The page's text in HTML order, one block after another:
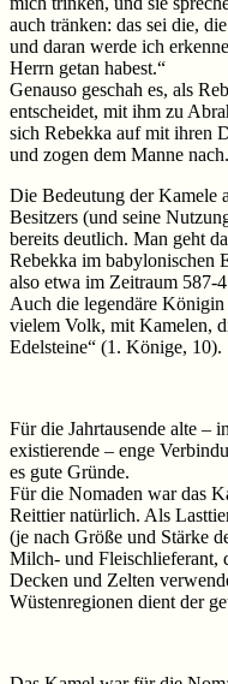
auch tränken: das sei die,
und daran werde ich
Herrn getan habest.“
Genauso geschah es, als
entscheidet, mit ihm zu
sich Rebekka auf mit ihren
und zogen dem Manne
Die Bedeutung der Kamele
Besitzers (und seine
bereits deutlich. Man geht
Rebekka im babylonischen
also etwa im Zeitraum 587-
Auch die legendäre Königin
vielem Volk, mit Kamelen,
Edelsteine“ (1. Könige, 10).
Für die Jahrtausende alte –
existierende – enge
es gute Gründe.
Für die Nomaden war das
Reittier natürlich. Als
(je nach Größe und Stärke
Milch- und Fleischlieferant,
Decken und Zelten
Wüstenregionen dient der